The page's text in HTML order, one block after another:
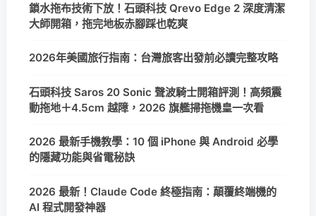
鎖水拖布技術下放！石頭科技 Qrevo Edge 2 深度清潔
大師開箱，拖完地板赤腳踩也乾爽
2026年美國旅行指南：台灣旅客出發前必讀完整攻略
石頭科技 Saros 20 Sonic 聲波騎士開箱評測！高頻震
動拖地＋4.5cm 越障，2026 旗艦掃拖機皇一次看
2026 最新手機教學：10 個 iPhone 與 Android 必學
的隱藏功能與省電秘訣
2026 最新！Claude Code 終極指南：顛覆終端機的
AI 程式開發神器